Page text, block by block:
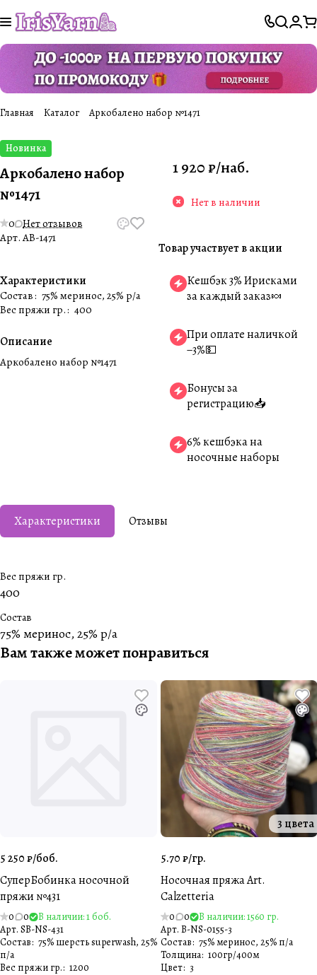
Главная Каталог Аркобалено набор №1471
Новинка
Аркобалено набор
№1471
0 Нет отзывов
Арт.AB-1471
Характеристики
Состав: 75% меринос, 25% p/a
Вес пряжи гр.: 400
Описание
Аркобалено набор №1471
1 920 ₽/наб.
Нет в наличии
Товар участвует в акции
Кешбэк 3% Ирисками
за каждый заказ🍬
При оплате наличкой
−3%💵
Бонусы за
регистрацию📥
6% кешбэка на
носочные наборы
Характеристики Отзывы
Вес пряжи гр.
400
Состав
75% меринос, 25% p/a
Вам также может понравиться
5 250 ₽/боб.
СуперБобинка носочной
пряжи №431
0 0
В наличии: 1 боб.
Арт. SB-NS-431
Состав: 75% шерсть superwash, 25%
п/а
Вес пряжи гр.: 1200
3 цвета
5.70 ₽/гр.
Носочная пряжа Art.
Calzetteria
0 0
В наличии: 1560 гр.
Арт. B-NS-0155-3
Состав: 75% меринос, 25% п/а
Толщина: 100гр/400м
Цвет: 3